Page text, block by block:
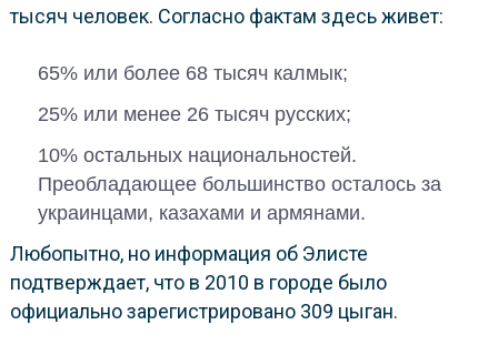
тысяч человек. Согласно фактам здесь живет:
65% или более 68 тысяч калмык;
25% или менее 26 тысяч русских;
10% остальных национальностей.
Преобладающее большинство осталось за
украинцами, казахами и армянами.
Любопытно, но информация об Элисте
подтверждает, что в 2010 в городе было
официально зарегистрировано 309 цыган.